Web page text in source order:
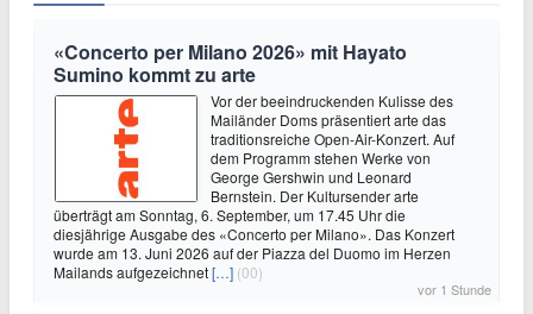
«Concerto per Milano 2026» mit Hayato
Sumino kommt zu arte
Vor der beeindruckenden Kulisse des
Mailänder Doms präsentiert arte das
traditionsreiche Open-Air-Konzert. Auf
dem Programm stehen Werke von
George Gershwin und Leonard
Bernstein. Der Kultursender arte
überträgt am Sonntag, 6. September, um 17.45 Uhr die
diesjährige Ausgabe des «Concerto per Milano». Das Konzert
wurde am 13. Juni 2026 auf der Piazza del Duomo im Herzen
Mailands aufgezeichnet[…] (00)
vor 1 Stunde